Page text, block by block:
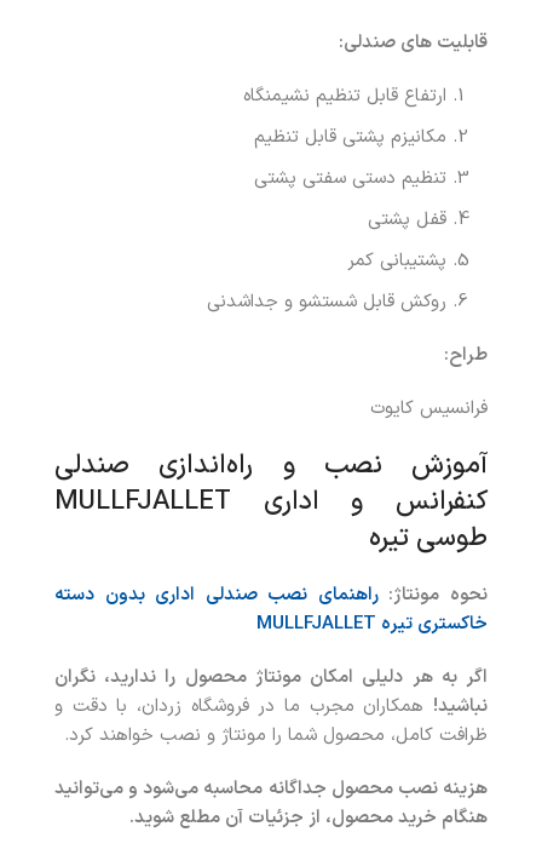
قابلیت های صندلی:
ارتفاع قابل تنظیم نشیمنگاه
مکانیزم پشتی قابل تنظیم
تنظیم دستی سفتی پشتی
قفل پشتی
پشتیبانی کمر
روکش قابل شستشو و جداشدنی
طراح:
فرانسیس کایوت
آموزش نصب و راه‌اندازی صندلی
کنفرانس و اداری MULLFJALLET
طوسی تیره
نحوه مونتاژ:راهنمای نصب صندلی اداری بدون دسته
خاکستری تیره MULLFJALLET
اگر به هر دلیلی امکان مونتاژ محصول را ندارید، نگران
نباشید! همکاران مجرب ما در فروشگاه زردان، با دقت و
ظرافت کامل، محصول شما را مونتاژ و نصب خواهند کرد.
هزینه نصب محصول جداگانه محاسبه می‌شود و می‌توانید
هنگام خرید محصول، از جزئیات آن مطلع شوید.